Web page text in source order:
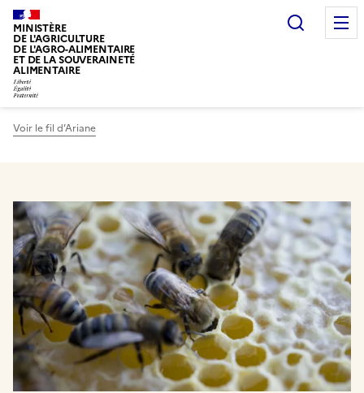
MINISTÈRE
DE L'AGRICULTURE
DE L'AGRO-ALIMENTAIRE
ET DE LA SOUVERAINETÉ
ALIMENTAIRE
Voir le fil d’Ariane